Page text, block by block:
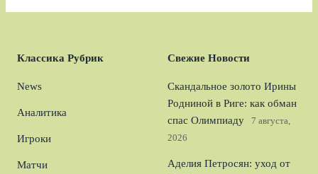
Классика Рубрик
News
Аналитика
Игроки
Матчи
Свежие Новости
Скандальное золото Ирины
Родниной в Риге: как обман
спас Олимпиаду
7 августа,
2026
Аделия Петросян: уход от